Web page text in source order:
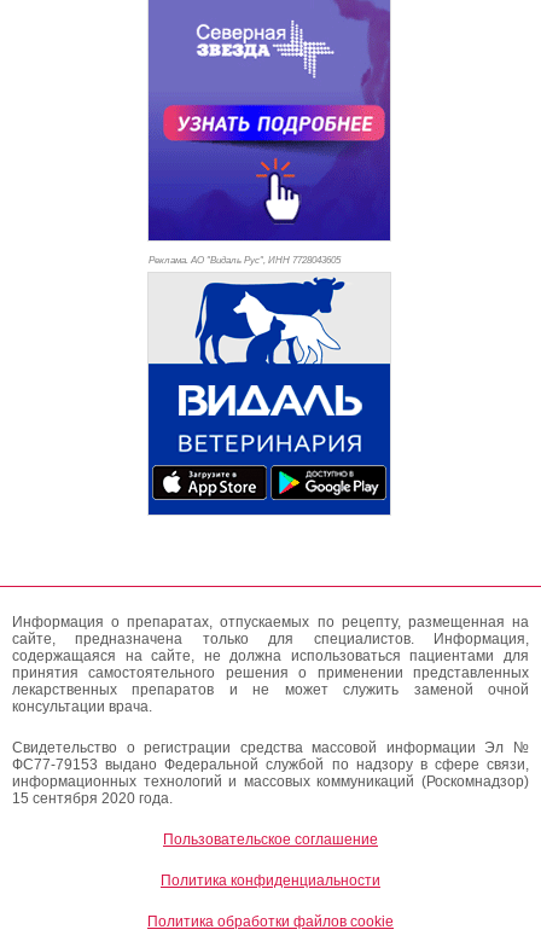
Реклама. АО "Видаль Рус", ИНН 7728043605
Информация о препаратах, отпускаемых по рецепту, размещенная на
сайте, предназначена только для специалистов. Информация,
содержащаяся на сайте, не должна использоваться пациентами для
принятия самостоятельного решения о применении представленных
лекарственных препаратов и не может служить заменой очной
консультации врача.
Свидетельство о регистрации средства массовой информации Эл №
ФС77-79153 выдано Федеральной службой по надзору в сфере связи,
информационных технологий и массовых коммуникаций (Роскомнадзор)
15 сентября 2020 года.
Пользовательское соглашение
Политика конфиденциальности
Политика обработки файлов cookie